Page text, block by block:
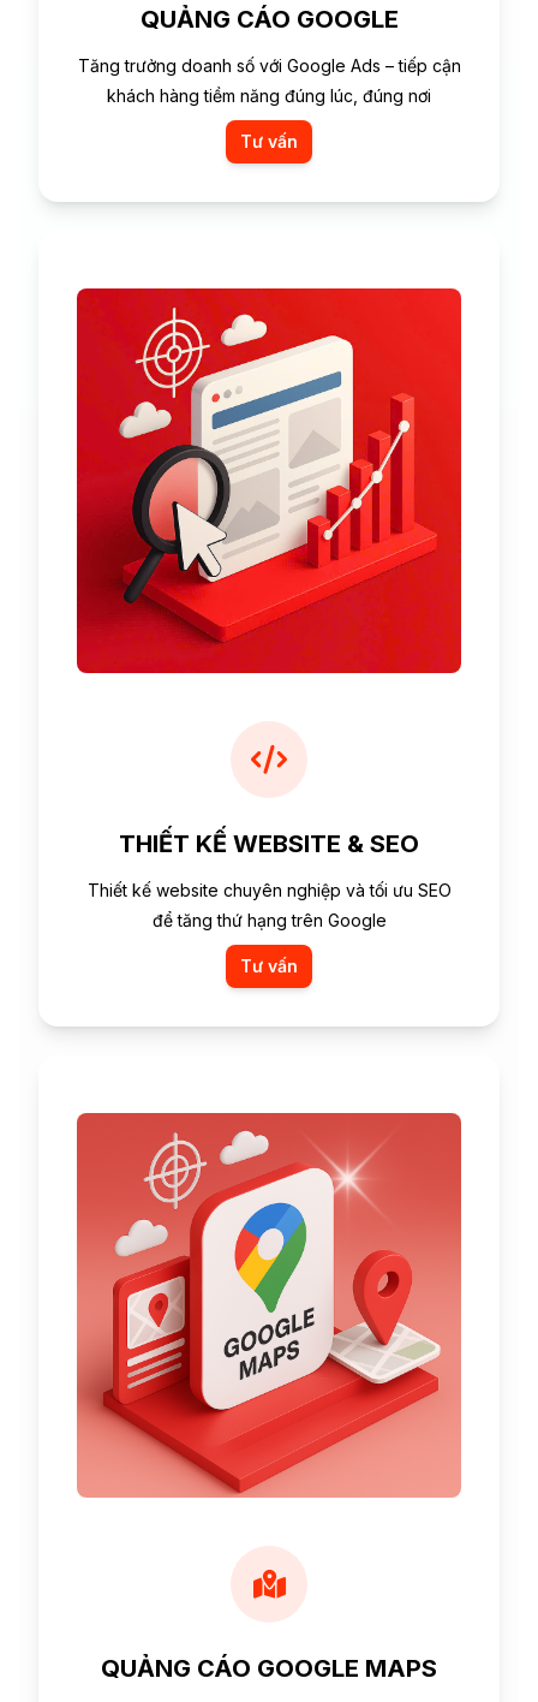
QUẢNG CÁO GOOGLE
Tăng trưởng doanh số với Google Ads – tiếp cận
khách hàng tiềm năng đúng lúc, đúng nơi
Tư vấn
THIẾT KẾ WEBSITE & SEO
Thiết kế website chuyên nghiệp và tối ưu SEO
để tăng thứ hạng trên Google
Tư vấn
QUẢNG CÁO GOOGLE MAPS